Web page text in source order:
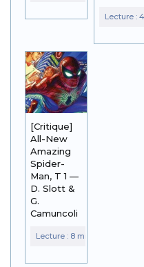
[Critique]
All-New
Amazing
Spider-
Man, T 1 —
D. Slott &
G.
Camuncoli